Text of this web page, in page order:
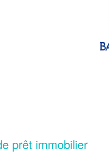
prêt immobilier